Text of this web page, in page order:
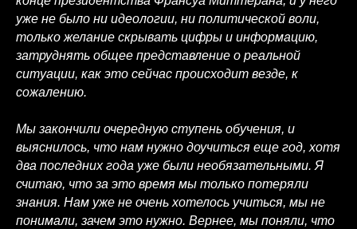
уже не было ни идеологии, ни политической воли,
только желание скрывать цифры и информацию,
затруднять общее представление о реальной
ситуации, как это сейчас происходит везде, к
сожалению.
Мы закончили очередную ступень обучения, и
выяснилось, что нам нужно доучиться еще год, хотя
два последних года уже были необязательными. Я
считаю, что за это время мы только потеряли
знания. Нам уже не очень хотелось учиться, мы не
понимали, зачем это нужно. Вернее, мы поняли, что